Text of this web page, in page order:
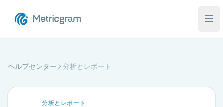
メ
ヘルプセンター 分析とレポート
分析とレポート